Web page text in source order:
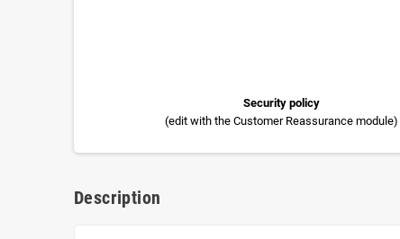
Security policy
(edit with the Customer Reassurance module)
Description